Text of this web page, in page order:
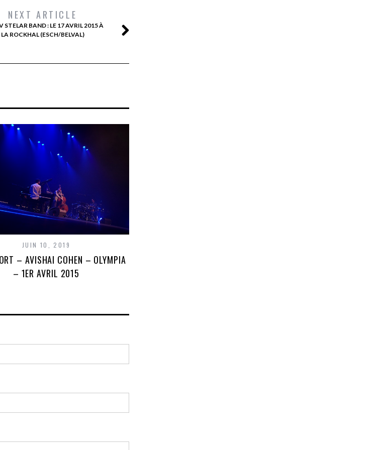
NEXT ARTICLE
STELAR BAND : LE 17 AVRIL 2015 À
LA ROCKHAL (ESCH/BELVAL)
JUIN 10, 2019
– AVISHAI COHEN – OLYMPIA
– 1ER AVRIL 2015